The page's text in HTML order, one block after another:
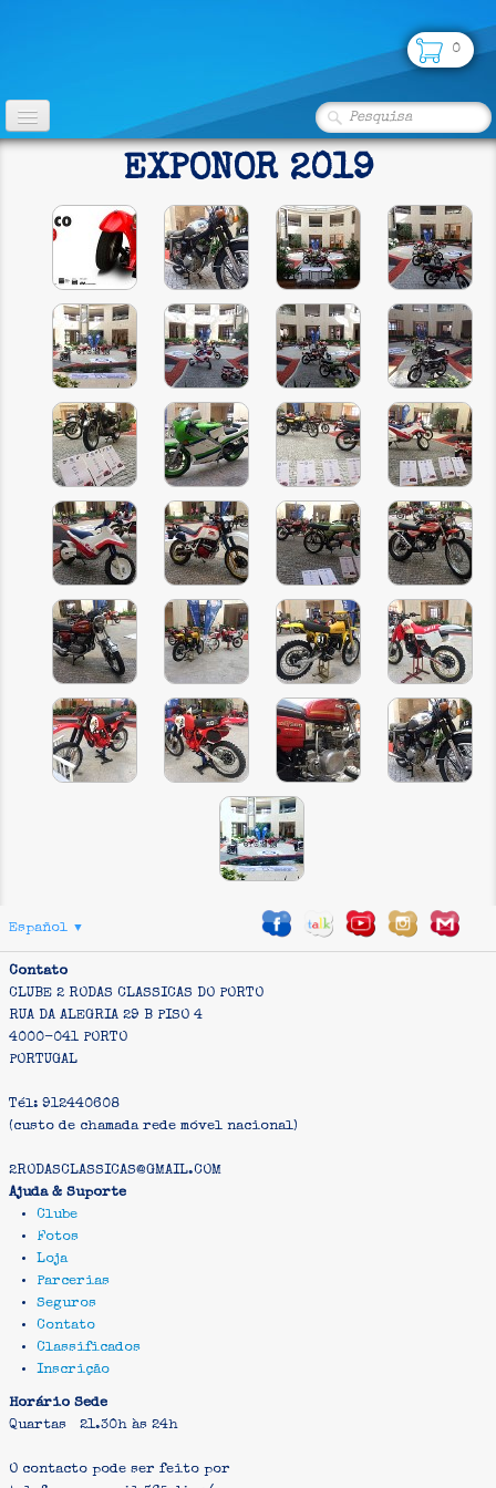
0
FOTOS
LOJA
PARCERIAS
SEGUROS
CONTATO
CLASSIFICADOS
INSCRIÇÃO
EXPONOR 2019
Español ▼
Contato
CLUBE 2 RODAS CLASSICAS DO PORTO
RUA DA ALEGRIA 29 B PISO 4
4000-041 PORTO
PORTUGAL
Tél: 912440608
(custo de chamada rede móvel nacional)
2RODASCLASSICAS@GMAIL.COM
Ajuda & Suporte
Clube
Fotos
Loja
Parcerias
Seguros
Contato
Classificados
Inscrição
Horário Sede
Quartas 21.30h às 24h
O contacto pode ser feito por